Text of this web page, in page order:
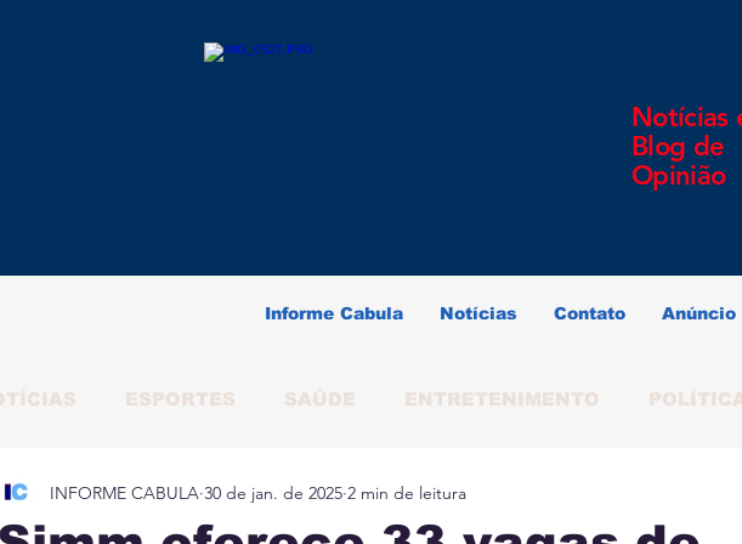
Notícias
Blog de
Opinião
Informe Cabula Notícias Contato Anúncio
ESPORTES SAÚDE ENTRETENIMENTO
NATALY ALMERINDO SOUZA SALVADOR
INFORME CABULA 30 de jan. de 2025 2 min de leitura